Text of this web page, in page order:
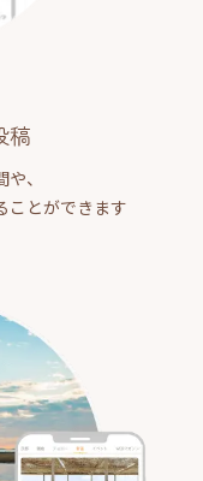
稿
、
ことができます